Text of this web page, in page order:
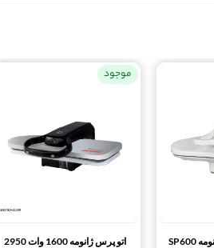
موجود
اتو پرس ژانومه 1600 وات 2950